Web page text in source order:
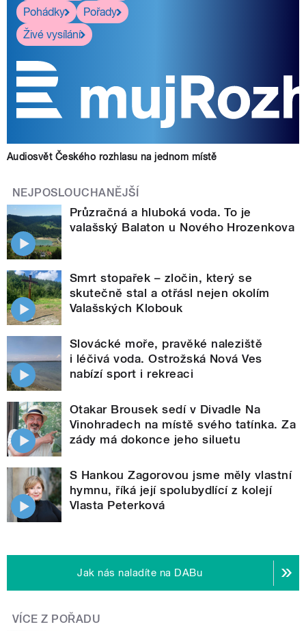
Pohádky
Pořady
Živé vysílání
Audiosvět Českého rozhlasu na jednom místě
NEJPOSLOUCHANĚJŠÍ
Průzračná a hluboká voda. To je
valašský Balaton u Nového Hrozenkova
Smrt stopařek – zločin, který se
skutečně stal a otřásl nejen okolím
Valašských Klobouk
Slovácké moře, pravěké naleziště
i léčivá voda. Ostrožská Nová Ves
nabízí sport i rekreaci
Otakar Brousek sedí v Divadle Na
Vinohradech na místě svého tatínka. Za
zády má dokonce jeho siluetu
S Hankou Zagorovou jsme měly vlastní
hymnu, říká její spolubydlící z kolejí
Vlasta Peterková
Jak nás naladíte na DABu
VÍCE Z POŘADU